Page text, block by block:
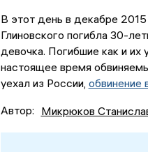
В этот день в декабре
Глиновского погибла 30-
девочка. Погибшие как и
настоящее время
уехал из России, обвинение
Автор: Микрюков